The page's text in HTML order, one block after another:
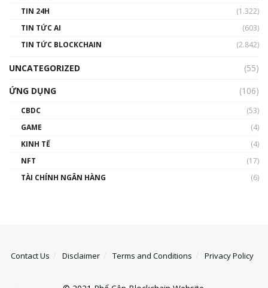
TIN 24H
(1.322)
TIN TỨC AI
(603)
TIN TỨC BLOCKCHAIN
(2.842)
UNCATEGORIZED
(55)
ỨNG DỤNG
(106)
CBDC
(53)
GAME
(4)
KINH TẾ
(4)
NFT
(17)
TÀI CHÍNH NGÂN HÀNG
(6)
Contact Us Disclaimer Terms and Conditions Privacy Policy